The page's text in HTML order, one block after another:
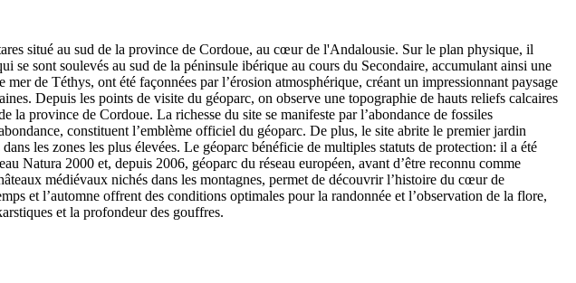
situé au sud de la province de Cordoue, au cœur de l'Andalousie. Sur le plan physique, il
sont soulevés au sud de la péninsule ibérique au cours du Secondaire, accumulant ainsi une
de Téthys, ont été façonnées par l’érosion atmosphérique, créant un impressionnant paysage
Depuis les points de visite du géoparc, on observe une topographie de hauts reliefs calcaires
la province de Cordoue. La richesse du site se manifeste par l’abondance de fossiles
constituent l’emblème officiel du géoparc. De plus, le site abrite le premier jardin
les zones les plus élevées. Le géoparc bénéficie de multiples statuts de protection: il a été
Natura 2000 et, depuis 2006, géoparc du réseau européen, avant d’être reconnu comme
médiévaux nichés dans les montagnes, permet de découvrir l’histoire du cœur de
et l’automne offrent des conditions optimales pour la randonnée et l’observation de la flore,
et la profondeur des gouffres.